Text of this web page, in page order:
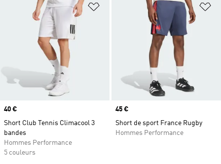
Ajouter à la Liste de produits
Prix
40 €
Short Club Tennis Climacool 3
bandes
Hommes Performance
5 couleurs
Prix
45 €
Short de sport France Rugby
Hommes Performance